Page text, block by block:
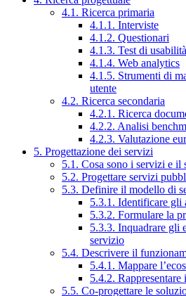
4.1. Ricerca primaria
4.1.1. Interviste
4.1.2. Questionari
4.1.3. Test di usabilità
4.1.4. Web analytics
4.1.5. Strumenti di
utente
4.2. Ricerca secondaria
4.2.1. Ricerca
4.2.2. Analisi
4.2.3. Valutazione
5. Progettazione dei servizi
5.1. Cosa sono i servizi e il
5.2. Progettare servizi
5.3. Definire il modello di
5.3.1. Identificare gli
5.3.2. Formulare la
5.3.3. Inquadrare gli
servizio
5.4. Descrivere il
5.4.1. Mappare
5.4.2.
5.5. Co-progettare le